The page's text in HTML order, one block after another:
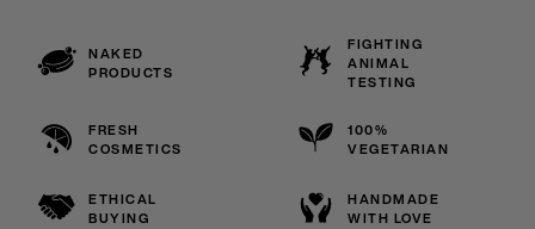
NAKED
PRODUCTS
FIGHTING
ANIMAL
TESTING
FRESH
COSMETICS
100%
VEGETARIAN
ETHICAL
BUYING
HANDMADE
WITH LOVE